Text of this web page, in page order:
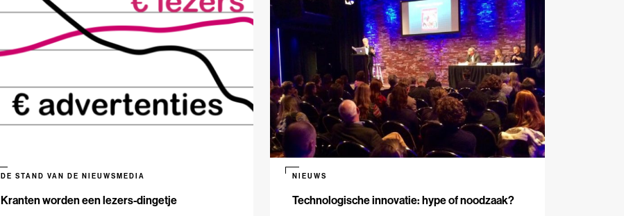
Kranten worden een lezers-dingetje
DE STAND VAN DE NIEUWSMEDIA
Technologische innovatie: hype of noodzaak?
NIEUWS